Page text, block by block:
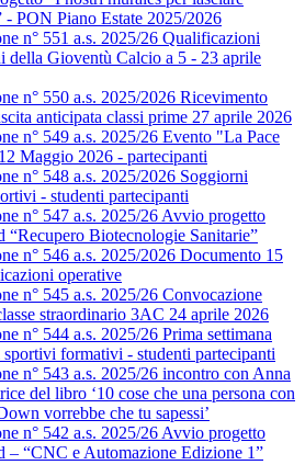
- PON Piano Estate 2025/2026
n° 551 a.s. 2025/26 Qualificazioni
della Gioventù Calcio a 5 - 23 aprile
n° 550 a.s. 2025/2026 Ricevimento
anticipata classi prime 27 aprile 2026
n° 549 a.s. 2025/26 Evento "La Pace
Maggio 2026 - partecipanti
n° 548 a.s. 2025/2026 Soggiorni
- studenti partecipanti
n° 547 a.s. 2025/26 Avvio progetto
“Recupero Biotecnologie Sanitarie”
n° 546 a.s. 2025/2026 Documento 15
operative
n° 545 a.s. 2025/26 Convocazione
straordinario 3AC 24 aprile 2026
n° 544 a.s. 2025/26 Prima settimana
formativi - studenti partecipanti
n° 543 a.s. 2025/26 incontro con Anna
del libro ‘10 cose che una persona con
vorrebbe che tu sapessi’
n° 542 a.s. 2025/26 Avvio progetto
– “CNC e Automazione Edizione 1”